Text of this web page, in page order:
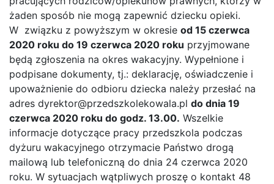
żaden sposób nie mogą zapewnić dziecku opieki.
W związku z powyższym w okresie od 15 czerwca
2020 roku do 19 czerwca 2020 roku przyjmowane
będą zgłoszenia na okres wakacyjny. Wypełnione i
podpisane dokumenty, tj.: deklarację, oświadczenie i
upoważnienie do odbioru dziecka należy przesłać na
adres dyrektor@przedszkolekowala.pl do dnia 19
czerwca 2020 roku do godz. 13.00. Wszelkie
informacje dotyczące pracy przedszkola podczas
dyżuru wakacyjnego otrzymacie Państwo drogą
mailową lub telefoniczną do dnia 24 czerwca 2020
roku. W sytuacjach wątpliwych proszę o kontakt 48